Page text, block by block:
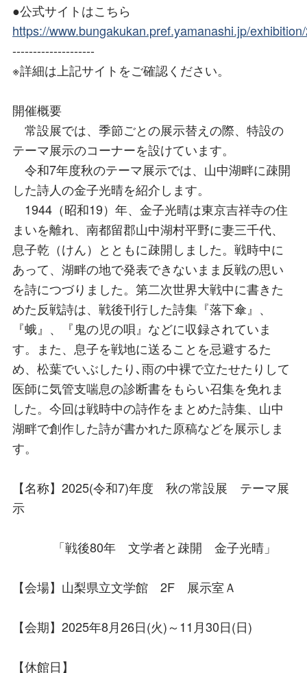
●公式サイトはこちら
https://www.bungakukan.pref.yamanashi.jp/
--------------------
※詳細は上記サイトをご確認ください。
開催概要
常設展では、季節ごとの展示替えの際、特設の
テーマ展示のコーナーを設けています。
令和7年度秋のテーマ展示では、山中湖畔に疎開
した詩人の金子光晴を紹介します。
1944（昭和19）年、金子光晴は東京吉祥寺の住
まいを離れ、南都留郡山中湖村平野に妻三千代、
息子乾（けん）とともに疎開しました。戦時中に
あって、湖畔の地で発表できないまま反戦の思い
を詩につづりました。第二次世界大戦中に書きた
めた反戦詩は、戦後刊行した詩集『落下傘』、
『蛾』、『鬼の児の唄』などに収録されていま
す。また、息子を戦地に送ることを忌避するた
め、松葉でいぶしたり､雨の中裸で立たせたりして
医師に気管支喘息の診断書をもらい召集を免れま
した。今回は戦時中の詩作をまとめた詩集、山中
湖畔で創作した詩が書かれた原稿などを展示しま
す。
【名称】2025(令和7)年度 秋の常設展 テーマ展
示
「戦後80年 文学者と疎開 金子光晴」
【会場】山梨県立文学館 2F 展示室Ａ
【会期】2025年8月26日(火)～11月30日(日)
【休館日】